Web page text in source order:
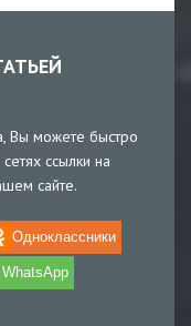
Вы можете быстро
ссылки на
сайте.
Одноклассники
WhatsApp